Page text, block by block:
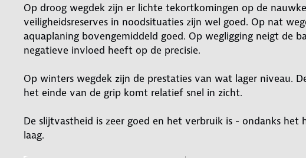
Op droog wegdek zijn er lichte tekortkomingen op de
veiligheidsreserves in noodsituaties zijn wel goed. Op nat
aquaplaning bovengemiddeld goed. Op wegligging neigt de
negatieve invloed heeft op de precisie.
Op winters wegdek zijn de prestaties van wat lager niveau.
het einde van de grip komt relatief snel in zicht.
De slijtvastheid is zeer goed en het verbruik is - ondanks
laag.